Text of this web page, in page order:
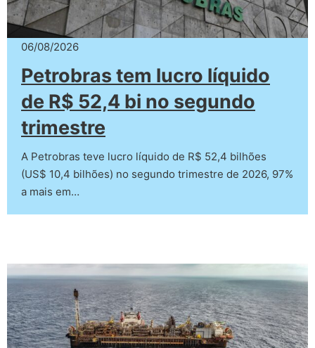
06/08/2026
Petrobras tem lucro líquido
de R$ 52,4 bi no segundo
trimestre
A Petrobras teve lucro líquido de R$ 52,4 bilhões
(US$ 10,4 bilhões) no segundo trimestre de 2026, 97%
a mais em…